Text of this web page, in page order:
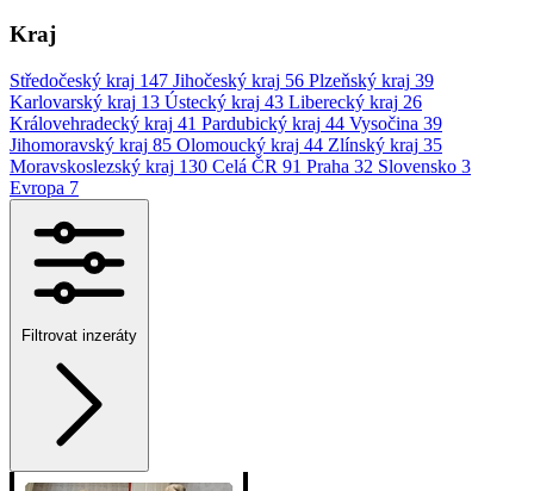
Kraj
Středočeský kraj 147 Jihočeský kraj 56 Plzeňský kraj 39
Karlovarský kraj 13 Ústecký kraj 43 Liberecký kraj 26
Královehradecký kraj 41 Pardubický kraj 44 Vysočina 39
Jihomoravský kraj 85 Olomoucký kraj 44 Zlínský kraj 35
Moravskoslezský kraj 130 Celá ČR 91 Praha 32 Slovensko 3
Evropa 7
Filtrovat inzeráty